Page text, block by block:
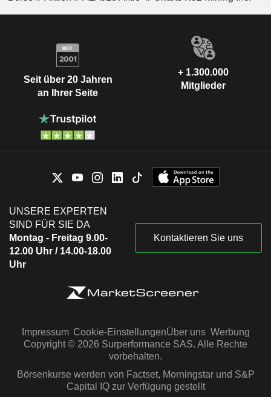
Seit über 20 Jahren
an Ihrer Seite
+ 1.300.000
Mitglieder
UNSERE EXPERTEN
SIND FÜR SIE DA
Montag - Freitag 9.00-
12.00 Uhr / 14.00-18.00
Uhr
Kontaktieren Sie uns
Impressum Cookie-EinstellungenÜber uns Werbung
Copyright © 2026 Surperformance SAS. Alle Rechte
vorbehalten.
Börsenkurse werden von Factset, Morningstar und S&P
Capital IQ zur Verfügung gestellt